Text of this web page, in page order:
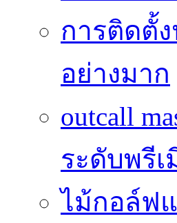
การติดตั้
อย่างมาก
outcall
ระดับพรี
ไม้กอล์ฟ